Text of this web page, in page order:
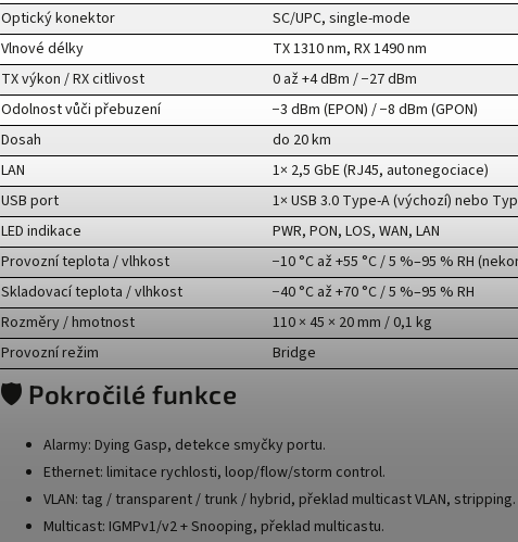
Optický konektor
SC/UPC, single-mode
Vlnové délky
TX 1310 nm, RX 1490 nm
TX výkon / RX citlivost
0 až +4 dBm / −27 dBm
Odolnost vůči přebuzení
−3 dBm (EPON) / −8 dBm (GPON)
Dosah
do 20 km
LAN
1× 2,5 GbE (RJ45, autonegociace)
USB port
1× USB 3.0 Type-A (výchozí) nebo
LED indikace
PWR, PON, LOS, WAN, LAN
Provozní teplota / vlhkost
−10 °C až +55 °C / 5 %–95 % RH
Skladovací teplota / vlhkost
−40 °C až +70 °C / 5 %–95 % RH
Rozměry / hmotnost
110 × 45 × 20 mm / 0,1 kg
Provozní režim
Bridge
🛡️ Pokročilé funkce
Alarmy: Dying Gasp, detekce smyčky portu.
Ethernet: limitace rychlosti, loop/flow/storm control.
VLAN: tag / transparent / trunk / hybrid, překlad multicast VLAN, stripping.
Multicast: IGMPv1/v2 + Snooping, překlad multicastu.